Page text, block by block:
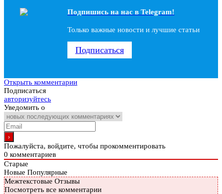
Подпишись на наc в Telegram!
Только важные новости и лучшие статьи
Подписаться
Открыть комментарии
Подписаться
авторизуйтесь
Уведомить о
Пожалуйста, войдите, чтобы прокомментировать
0 комментариев
Старые
Новые Популярные
Межтекстовые Отзывы
Посмотреть все комментарии